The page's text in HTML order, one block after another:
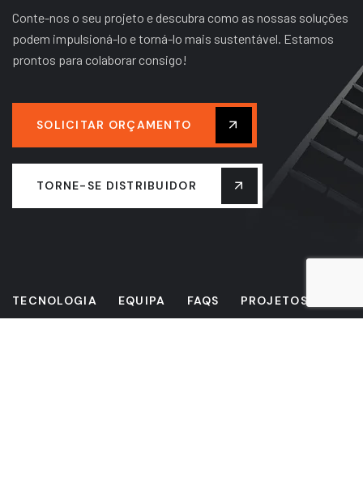
Conte-nos o seu projeto e descubra como as nossas soluções
podem impulsioná-lo e torná-lo mais sustentável. Estamos
prontos para colaborar consigo!
SOLICITAR ORÇAMENTO
TORNE-SE DISTRIBUIDOR
TECNOLOGIA EQUIPA FAQS PROJETOS